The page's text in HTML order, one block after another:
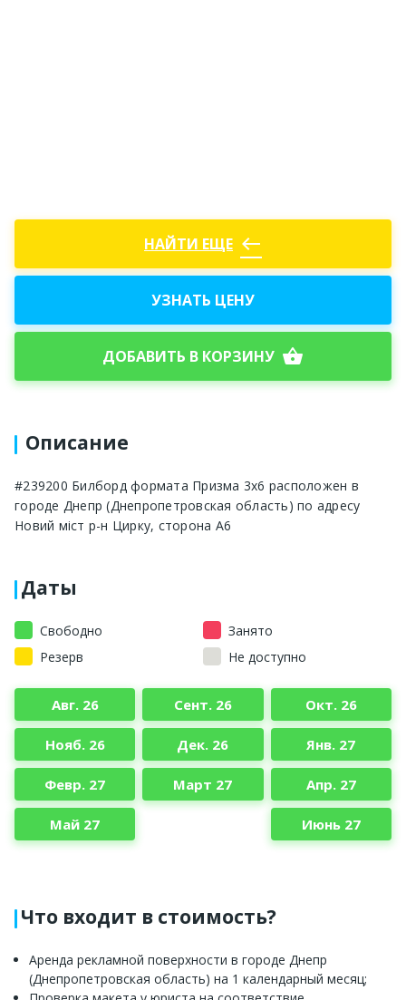
НАЙТИ ЕЩЕ west
УЗНАТЬ ЦЕНУ
ДОБАВИТЬ В КОРЗИНУ shopping_basket
Описание
#239200 Билборд формата Призма 3х6 расположен в
городе Днепр (Днепропетровская область) по адресу
Новий міст р-н Цирку, сторона А6
Даты
Свободно
Занято
Резерв
Не доступно
Авг. 26 Сент. 26 Окт. 26
Нояб. 26 Дек. 26 Янв. 27
Февр. 27 Март 27 Апр. 27
Май 27 Июнь 27
Что входит в стоимость?
Аренда рекламной поверхности в городе Днепр
(Днепропетровская область) на 1 календарный месяц;